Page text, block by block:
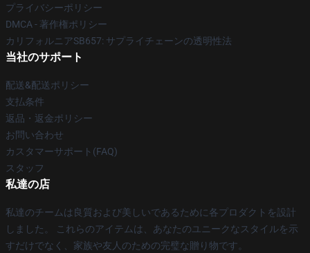
プライバシーポリシー
DMCA - 著作権ポリシー
カリフォルニアSB657: サプライチェーンの透明性法
当社のサポート
配送&配送ポリシー
支払条件
返品・返金ポリシー
お問い合わせ
カスタマーサポート(FAQ)
スタッフ
私達の店
私達のチームは良質および美しいであるために各プロダクトを設計
しました。 これらのアイテムは、あなたのユニークなスタイルを示
すだけでなく、家族や友人のための完璧な贈り物です。